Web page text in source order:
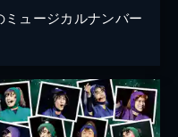
ュージカルナンバー